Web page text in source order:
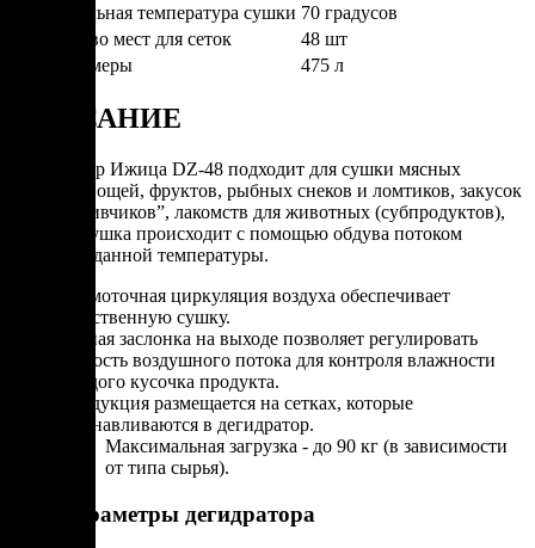
Максимальная температура сушки 70 градусов
Количество мест для сеток
48 шт
Объем камеры
475 л
ОПИСАНИЕ
Дегидратор Ижица DZ-48 подходит для сушки мясных
чипсов, овощей, фруктов, рыбных снеков и ломтиков, закусок
к пиву, “пивчиков”, лакомств для животных (субпродуктов),
грибов. Сушка происходит с помощью обдува потоком
воздуха заданной температуры.
Прямоточная циркуляция воздуха обеспечивает
качественную сушку.
Ручная заслонка на выходе позволяет регулировать
скорость воздушного потока для контроля влажности
каждого кусочка продукта.
Продукция размещается на сетках, которые
устанавливаются в дегидратор.
Максимальная загрузка - до 90 кг (в зависимости
от типа сырья).
Параметры дегидратора